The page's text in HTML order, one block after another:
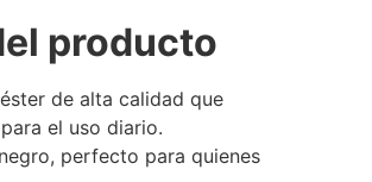
producto
de alta calidad que
el uso diario.
perfecto para quienes